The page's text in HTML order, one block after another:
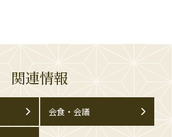
関連情報
会食・会議